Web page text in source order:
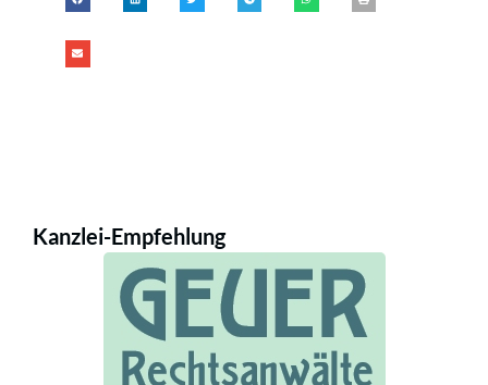
Kanzlei-Empfehlung